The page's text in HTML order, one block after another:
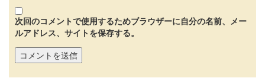
次回のコメントで使用するためブラウザーに自分の名前、メー
ルアドレス、サイトを保存する。